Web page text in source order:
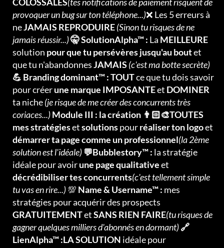
provoquer un bug sur ton téléphone...)❌ Les 5 erreurs à
neJAMAIS REPRODUIRE(Sinon tu risques de ne
jamais réussir...)🤫 SolutionAlpha™ : La MEILLEURE
solution pour que tu persévères jusqu'au boutet
que tu n'abandonnesJAMAIS (c'est ma botte secrète)
💪 Branding dominant™ : TOUTce que tu dois savoir
pour créerune marque IMPOSANTEet DOMINER
ta niche(je risque de me créer des concurrents très
coriaces...)Module III : la création 👨🏻‍🎨TOUTES
mes stratégiesetsolutionspourréaliser ton logoet
démarrer ta page comme un professionnel(la 2ème
solution est l'idéale) 💬Bubblestory™ : la stratégie
idéale pour avoirune page qualitativeet
décrédibiliser tes concurrents(c'est tellement simple
tu vas en rire...)💯 Name & Username™ : mes
stratégies pour acquérir des prospects
GRATUITEMENTetSANS RIEN FAIRE(tu risques de
gagner quelques milliers d'abonnés en dormant)🔗
LienAlpha™ :LA SOLUTION idéale pour